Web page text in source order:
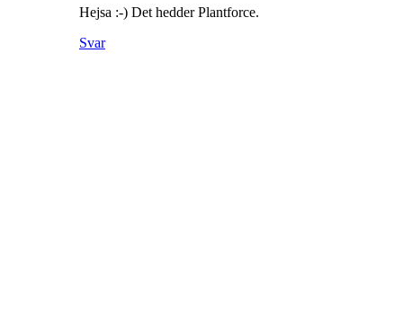
Hejsa :-) Det hedder Plantforce.
Svar